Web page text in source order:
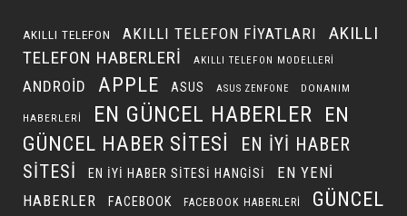
AKILLI TELEFON AKILLI TELEFON FIYATLARI
AKILLI
TELEFON HABERLERI
AKILLI TELEFON MODELLERI
ANDROID APPLE ASUS ASUS ZENFONE DONANIM
HABERLERI EN GÜNCEL HABERLER
EN
GÜNCEL HABER SITESI
EN IYI HABER
SITESI
EN IYI HABER SITESI HANGISI
EN YENI
HABERLER
FACEBOOK FACEBOOK HABERLERI
GÜNCEL